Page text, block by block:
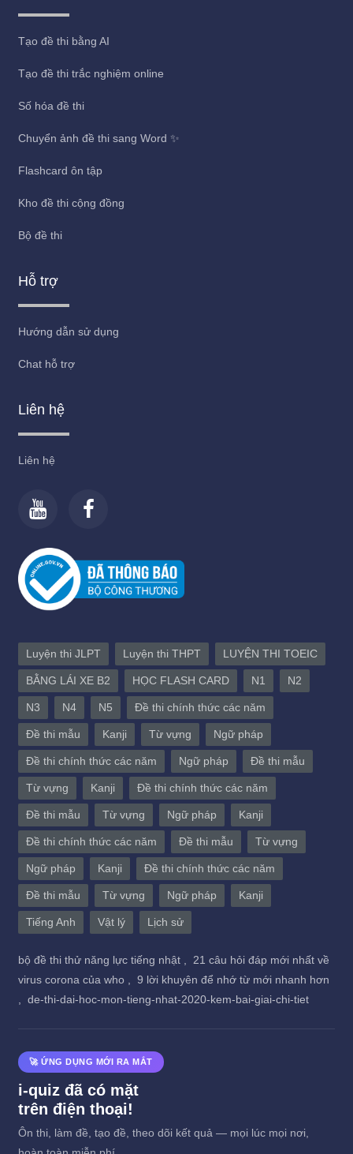
Tạo đề thi bằng AI
Tạo đề thi trắc nghiệm online
Số hóa đề thi
Chuyển ảnh đề thi sang Word ✨
Flashcard ôn tập
Kho đề thi cộng đồng
Bộ đề thi
Hỗ trợ
Hướng dẫn sử dụng
Chat hỗ trợ
Liên hệ
Liên hệ
Luyện thi JLPT Luyện thi THPT LUYỆN THI TOEIC
BẰNG LÁI XE B2 HỌC FLASH CARD N1 N2
N3 N4 N5 Đề thi chính thức các năm
Đề thi mẫu Kanji Từ vựng Ngữ pháp
Đề thi chính thức các năm Ngữ pháp Đề thi mẫu
Từ vựng Kanji Đề thi chính thức các năm
Đề thi mẫu Từ vựng Ngữ pháp Kanji
Đề thi chính thức các năm Đề thi mẫu Từ vựng
Ngữ pháp Kanji Đề thi chính thức các năm
Đề thi mẫu Từ vựng Ngữ pháp Kanji
Tiếng Anh Vật lý Lịch sử
bộ đề thi thử năng lực tiếng nhật , 21 câu hỏi đáp mới nhất về
virus corona của who , 9 lời khuyên để nhớ từ mới nhanh hơn
, de-thi-dai-hoc-mon-tieng-nhat-2020-kem-bai-giai-chi-tiet
🚀 ỨNG DỤNG MỚI RA MẮT
i-quiz đã có mặt
trên điện thoại!
Ôn thi, làm đề, tạo đề, theo dõi kết quả — mọi lúc mọi nơi,